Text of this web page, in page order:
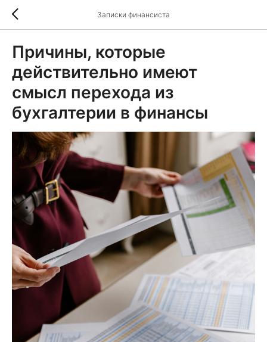
Записки финансиста
Причины, которые
действительно имеют
смысл перехода из
бухгалтерии в финансы